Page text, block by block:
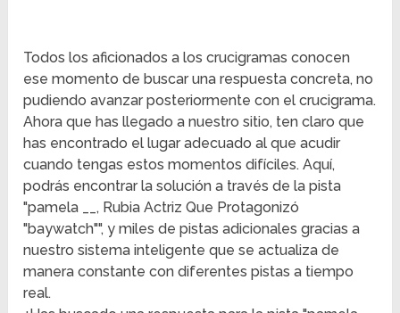
Todos los aficionados a los crucigramas conocen
ese momento de buscar una respuesta concreta, no
pudiendo avanzar posteriormente con el crucigrama.
Ahora que has llegado a nuestro sitio, ten claro que
has encontrado el lugar adecuado al que acudir
cuando tengas estos momentos difíciles. Aquí,
podrás encontrar la solución a través de la pista
"pamela __, Rubia Actriz Que Protagonizó
"baywatch"", y miles de pistas adicionales gracias a
nuestro sistema inteligente que se actualiza de
manera constante con diferentes pistas a tiempo
real.